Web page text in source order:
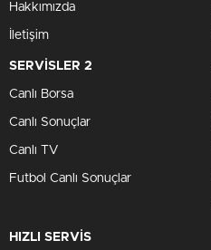
Hakkımızda
İletişim
SERVİSLER 2
Canlı Borsa
Canlı Sonuçlar
Canlı TV
Futbol Canlı Sonuçlar
HIZLI SERVİS